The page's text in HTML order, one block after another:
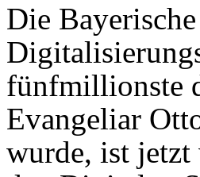
Die
fünfmillionste
Evangeliar
wurde, ist